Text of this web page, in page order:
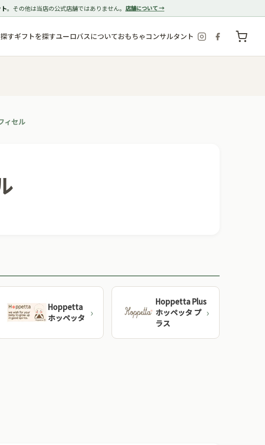
。その他は当店の公式店舗ではありません。 店舗について →
すギフトを探すユーロバスについておもちゃコンサルタント
ィセル
Hoppetta
ホッペッタ
Hoppetta Plus
ホッペッタ プ
ラス